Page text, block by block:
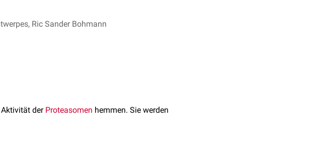
Ric Sander Bohmann
der Proteasomen hemmen. Sie werden